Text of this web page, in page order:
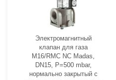
Электромагнитный
клапан для газа
M16/RMC NC Madas,
DN15, Р=500 mbar,
нормально закрытый с